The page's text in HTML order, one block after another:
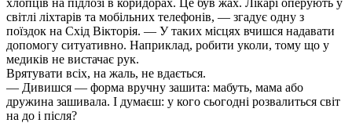
світлі ліхтарів та мобільних телефонів, — згадує одну з
поїздок на Схід Вікторія. — У таких місцях вчишся надавати
допомогу ситуативно. Наприклад, робити уколи, тому що у
медиків не вистачає рук.
Врятувати всіх, на жаль, не вдається.
— Дивишся — форма вручну зашита: мабуть, мама або
дружина зашивала. І думаєш: у кого сьогодні розвалиться світ
на до і після?